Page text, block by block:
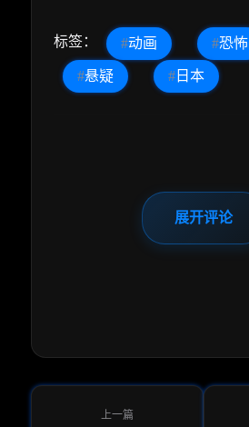
标签： #动画 #恐怖
#悬疑 # 日本
展开评论